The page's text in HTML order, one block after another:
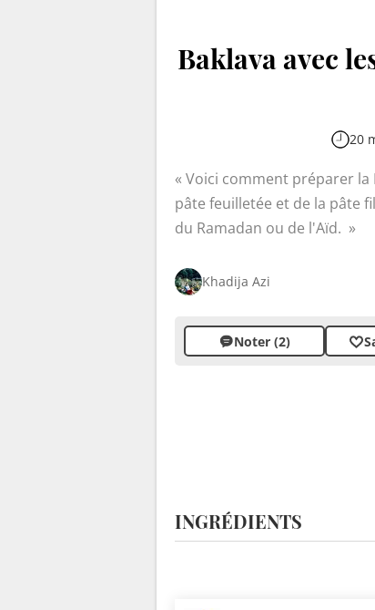
Baklava avec
20
Voici comment préparer la
pâte feuilletée et de la pâte
du Ramadan ou de l'Aïd.
Khadija Azi
Noter (2)
INGRÉDIENTS